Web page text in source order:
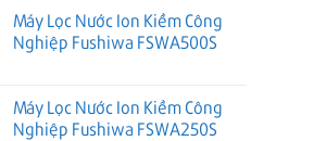
Máy Lọc Nước Ion Kiềm Công
Nghiệp Fushiwa FSWA500S
Máy Lọc Nước Ion Kiềm Công
Nghiệp Fushiwa FSWA250S